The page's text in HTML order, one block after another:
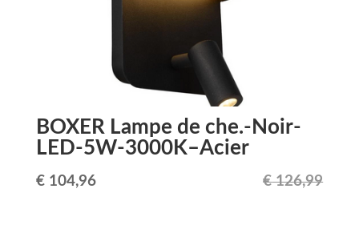
BOXER Lampe de che.-Noir-
LED-5W-3000K–Acier
€126,99
Le
€104,96Le